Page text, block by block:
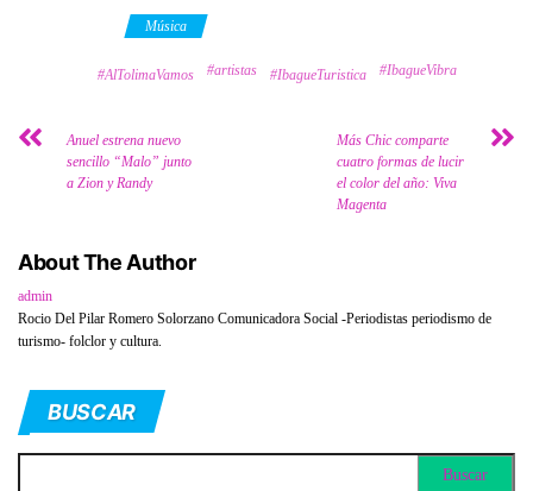
Música
#AlTolimaVamos #artistas #IbagueTuristica #IbagueVibra
Anuel estrena nuevo
sencillo “Malo” junto
a Zion y Randy
Más Chic comparte
cuatro formas de lucir
el color del año: Viva
Magenta
About The Author
admin
Rocio Del Pilar Romero Solorzano Comunicadora Social -Periodistas periodismo de
turismo- folclor y cultura.
BUSCAR